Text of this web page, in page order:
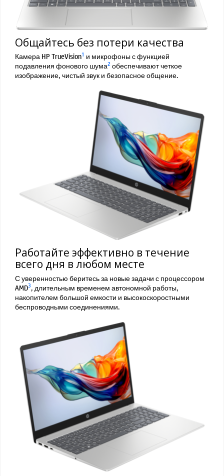
Общайтесь без потери качества
Камера HP TrueVision1 и микрофоны с функцией
подавления фонового шума2 обеспечивают четкое
изображение, чистый звук и безопасное общение.
Работайте эффективно в течение
всего дня в любом месте
С уверенностью беритесь за новые задачи с процессором
AMD3, длительным временем автономной работы,
накопителем большой емкости и высокоскоростными
беспроводными соединениями.